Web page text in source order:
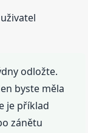
odložte.
byste měla
je příklad
zánětu